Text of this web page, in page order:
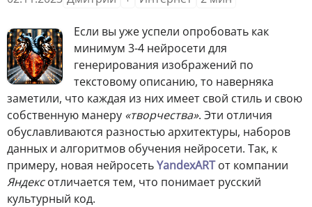
Если вы уже успели опробовать как
минимум 3-4 нейросети для
генерирования изображений по
текстовому описанию, то наверняка
заметили, что каждая из них имеет свой стиль и свою
собственную манеру «творчества». Эти отличия
обуславливаются разностью архитектуры, наборов
данных и алгоритмов обучения нейросети. Так, к
примеру, новая нейросетьYandexARTот компании
Яндексотличается тем, что понимает русский
культурный код.